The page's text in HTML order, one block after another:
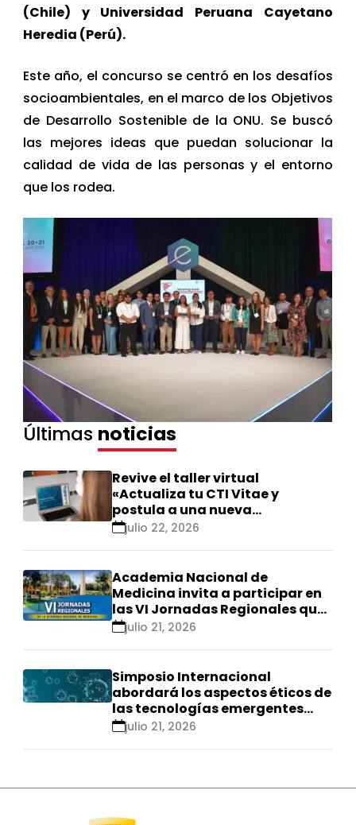
(Chile) y Universidad Peruana Cayetano
Heredia (Perú).
Este año, el concurso se centró en los desafíos
socioambientales, en el marco de los Objetivos
de Desarrollo Sostenible de la ONU. Se buscó
las mejores ideas que puedan solucionar la
calidad de vida de las personas y el entorno
que los rodea.
Últimas noticias
Revive el taller virtual
«Actualiza tu CTI Vitae y
postula a una nueva
calificación Renacyt»
julio 22, 2026
Academia Nacional de
Medicina invita a participar en
las VI Jornadas Regionales que
se realizarán en Ica
julio 21, 2026
Simposio Internacional
abordará los aspectos éticos de
las tecnologías emergentes
para el control de
julio 21, 2026